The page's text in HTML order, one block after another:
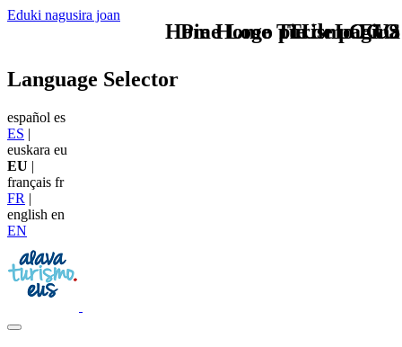
Eduki nagusira joan
TU - LOGO
Language Selector
español es
ES |
euskara eu
EU |
français fr
FR |
english en
EN
Home Logo pie de página
Pie Home Turismo EUS